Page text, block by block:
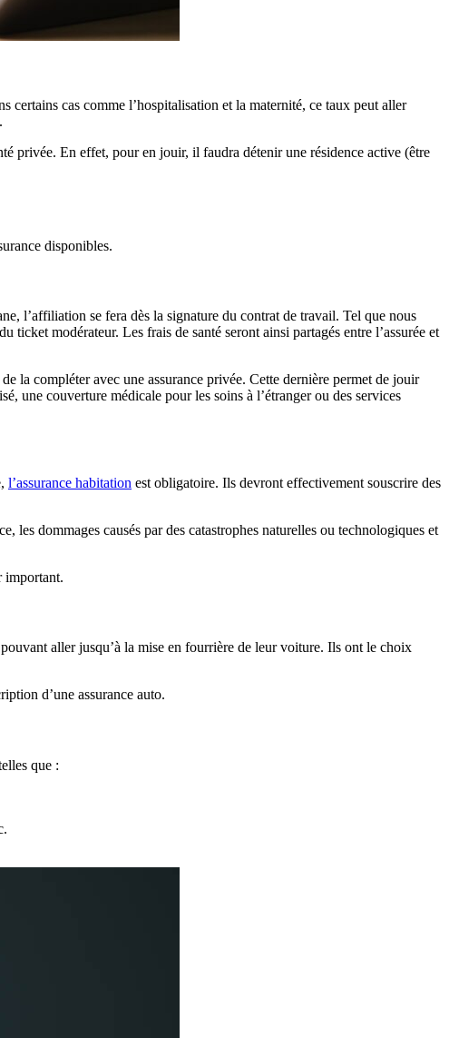
certains cas comme l’hospitalisation et la maternité, ce taux peut aller
privée. En effet, pour en jouir, il faudra détenir une résidence active (être
disponibles.
l’affiliation se fera dès la signature du contrat de travail. Tel que nous
modérateur. Les frais de santé seront ainsi partagés entre l’assurée et
la compléter avec une assurance privée. Cette dernière permet de jouir
une couverture médicale pour les soins à l’étranger ou des services
l’assurance habitation est obligatoire. Ils devront effectivement souscrire des
les dommages causés par des catastrophes naturelles ou technologiques et
important.
aller jusqu’à la mise en fourrière de leur voiture. Ils ont le choix
d’une assurance auto.
que :